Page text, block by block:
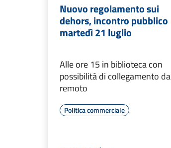
Nuovo regolamento sui
dehors, incontro pubblico
martedì 21 luglio
Alle ore 15 in biblioteca con
possibilità di collegamento da
remoto
Politica commerciale